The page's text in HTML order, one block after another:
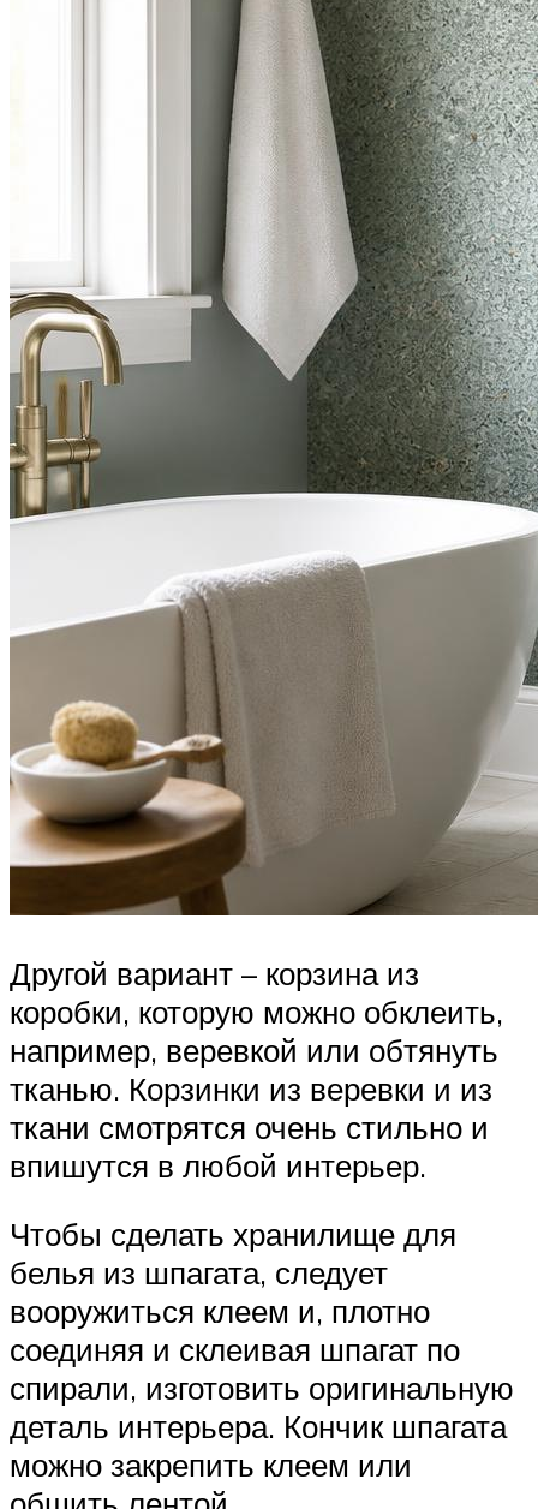
Другой вариант – корзина из
коробки, которую можно обклеить,
например, веревкой или обтянуть
тканью. Корзинки из веревки и из
ткани смотрятся очень стильно и
впишутся в любой интерьер.
Чтобы сделать хранилище для
белья из шпагата, следует
вооружиться клеем и, плотно
соединяя и склеивая шпагат по
спирали, изготовить оригинальную
деталь интерьера. Кончик шпагата
можно закрепить клеем или